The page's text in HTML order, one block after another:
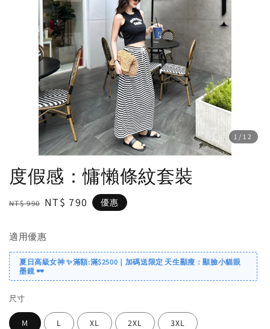
1 /12
度假感：慵懶條紋套裝
Regular
NT$ 990 Sale
NT$ 790 優惠
適用優惠
夏日高級女神 ✨滿額:滿$2500｜加碼送限定 天生顯瘦：顯臉小貓眼
墨鏡 🕶️
尺寸
M L XL 2XL 3XL